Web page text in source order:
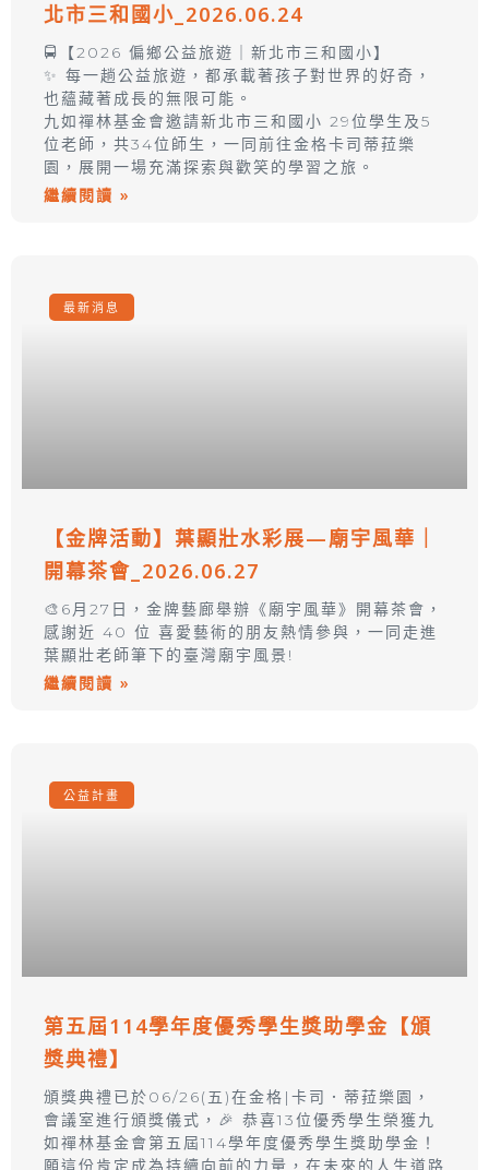
北市三和國小_2026.06.24
🚍【2026 偏鄉公益旅遊｜新北市三和國小】
✨ 每一趟公益旅遊，都承載著孩子對世界的好奇，
也蘊藏著成長的無限可能。
九如禪林基金會邀請新北市三和國小 29位學生及5
位老師，共34位師生，一同前往金格卡司蒂菈樂
園，展開一場充滿探索與歡笑的學習之旅。
繼續閱讀 »
最新消息
【金牌活動】葉顯壯水彩展—廟宇風華｜
開幕茶會_2026.06.27
🎨6月27日，金牌藝廊舉辦《廟宇風華》開幕茶會，
感謝近 40 位 喜愛藝術的朋友熱情參與，一同走進
葉顯壯老師筆下的臺灣廟宇風景!
繼續閱讀 »
公益計畫
第五屆114學年度優秀學生獎助學金【頒
獎典禮】
頒獎典禮已於06/26(五)在金格|卡司．蒂菈樂園，
會議室進行頒獎儀式，🎉 恭喜13位優秀學生榮獲九
如禪林基金會第五屆114學年度優秀學生獎助學金！
願這份肯定成為持續向前的力量，在未來的人生道路